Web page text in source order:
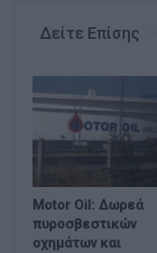
Δείτε Επίσης
Motor Oil: Δωρεά
πυροσβεστικών
οχημάτων και